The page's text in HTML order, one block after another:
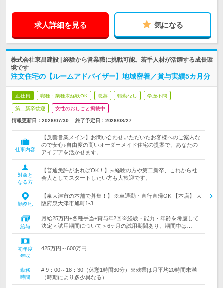
求人詳細を見る 気になる
株式会社東昌建設 | 経験から営業職に挑戦可能。若手人材が活躍する成長環
境です
注文住宅の【ルームアドバイザー】地域密着／賞与実績5カ月分
正社員 職種・業種未経験OK 急募 転勤なし 学歴不問
第二新卒歓迎 女性のおしごと掲載中
情報更新日：2026/07/30 終了予定日： 2026/08/27
仕事内容
【反響営業メイン】お問い合わせいただいたお客様へのご案内な
ので安心♪自由度の高いオーダーメイド住宅の提案で、あなたの
アイデアを活かせます。
対象と
なる方
【普通免許があればOK！】未経験の方や第二新卒、これから社
会人としてスタートしたい方も大歓迎です。
勤務地
【泉大津市の本舗で募集！】 ※車通勤・直行直帰OK 【本店】 大
阪府泉大津市旭町1-3
給与
月給25万円+各種手当+賞与年2回※経験・能力・年齢を考慮して
決定＜試用期間について＞6ヶ月の試用期間あり。期間中は…
初年度
年収
425万円～600万円
勤務
時間
# 9：00～18：30（休憩1時間30分）※残業は月平均20時間未満
（時期により多少異なる）